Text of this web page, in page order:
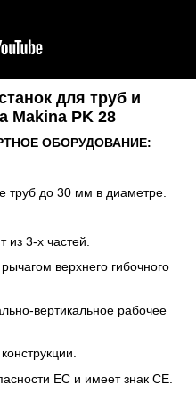
для труб и
Makina PK 28
ОБОРУДОВАНИЕ:
труб до 30 мм в диаметре.
из 3-х частей.
верхнего гибочного
вертикальное рабочее
ЕС и имеет знак CE.